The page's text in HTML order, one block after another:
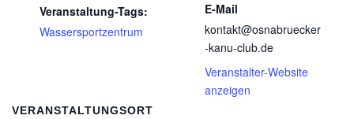
Veranstaltung-Tags:
Wassersportzentrum
VERANSTALTUNGSORT
E-Mail
kontakt@osnabruecker
-kanu-club.de
Veranstalter-Website
anzeigen